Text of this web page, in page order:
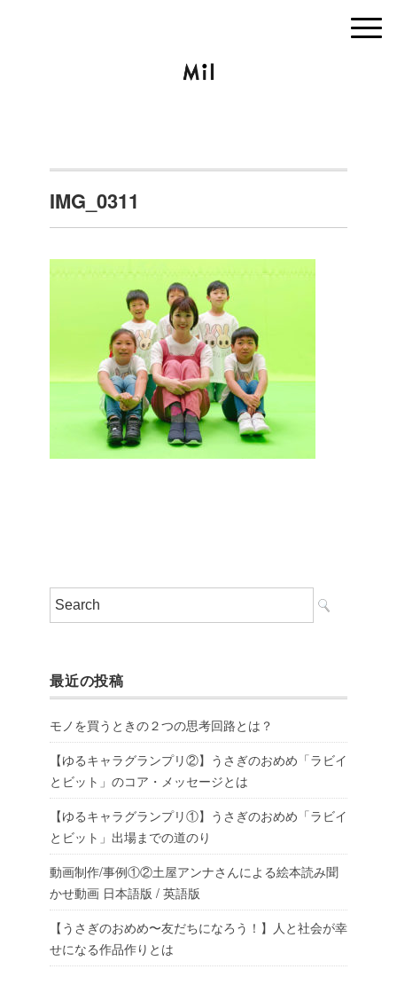
IMG_0311
最近の投稿
モノを買うときの２つの思考回路とは？
【ゆるキャラグランプリ②】うさぎのおめめ「ラビイ
とビット」のコア・メッセージとは
【ゆるキャラグランプリ①】うさぎのおめめ「ラビイ
とビット」出場までの道のり
動画制作/事例①②土屋アンナさんによる絵本読み聞
かせ動画 日本語版 / 英語版
【うさぎのおめめ〜友だちになろう！】人と社会が幸
せになる作品作りとは